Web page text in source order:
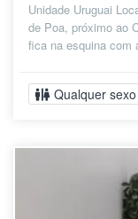
Unidade Uruguai
de Poa, próximo ao
fica na esquina com
Qualquer sexo